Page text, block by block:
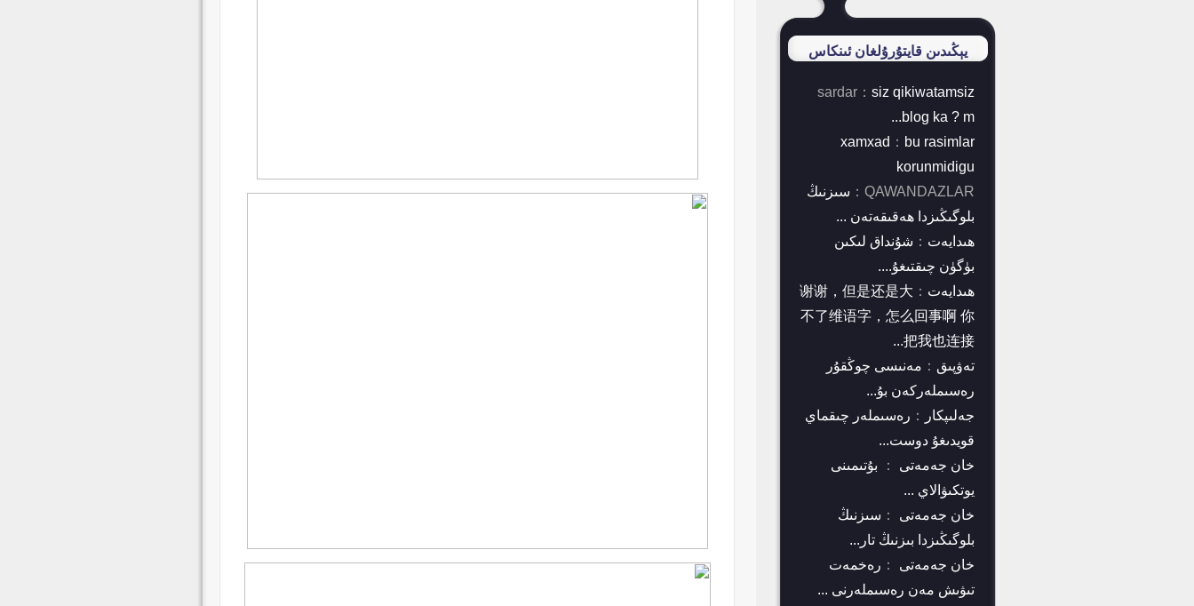
يېڭىدىن قايتۇرۇلغان ئىنكاس
sardar ： siz qikiwatamsiz
blog ka ? m...
xamxad ： bu rasimlar
korunmidigu
QAWANDAZLAR
： سىزنىڭ
بلوگىڭىزدا ھەقىقەتەن ...
ھىدايەت ： شۇنداق لىكىن
بۈگۈن چىقتىغۇ....
ھىدايەت ：
谢谢，但是还是大
不了维语字，怎么回事啊 你
把我也连接...
تەۋپىق ： مەنىسى چوڭقۇر
رەسىملەركەن بۇ...
جەلىپكار
： رەسىملەر چىقماي
قويدىغۇ دوست...
خان جەمەتى
：
بۇتىمىنى
يوتكىۋالاي ...
خان جەمەتى
： سىزنىڭ
بلوگىڭىزدا بىزنىڭ تار...
خان جەمەتى
： رەخمەت
تىۋىش مەن رەسىملەرنى ...